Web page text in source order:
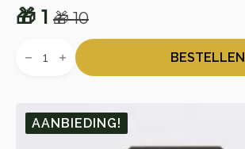
🎁10
Oorspronkelijke
prijs
🎁 1
Huidige
prijs
Cadeaukaart
BESTELLEN
AANBIEDING!